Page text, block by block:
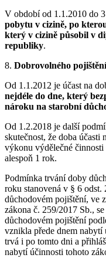
V období od 1.1.2010 do
pobytu v cizině, po
který v cizině působil v
republiky.
8. Dobrovolného pojištění
Od 1.1.2012 je účast na
nejdéle do dne, který
nároku na starobní
Od 1.2.2018 je další
skutečnost, že doba účasti
výkonu výdělečné činnosti
alespoň 1 rok.
Podmínka trvání doby
roku stanovená v § 6
důchodovém pojištění, ve
zákona č. 259/2017 Sb.,
důchodovém pojištění
vznikla přede dnem nabytí
trvá i po tomto dni a
nabytí účinnosti tohoto